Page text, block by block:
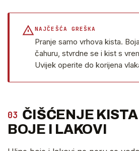
NAJČEŠĆA GREŠKA
Pranje samo vrhova kista.
čahuru, stvrdne se i kist s
Uvijek operite do korijena
03 ČIŠĆENJE
BOJE I LAKOVI